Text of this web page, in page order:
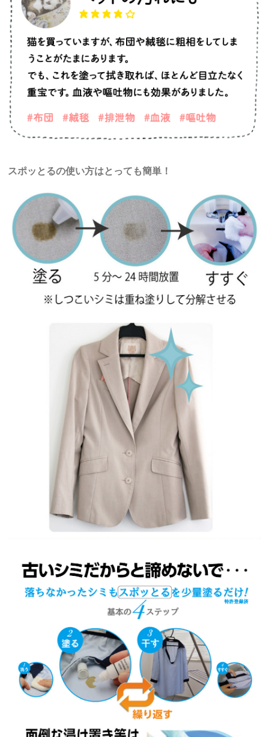
スポッとるの使い方はとっても簡単！